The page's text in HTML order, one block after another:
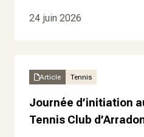
24 juin 2026
Article Tennis
Journée d’initiation
Tennis Club